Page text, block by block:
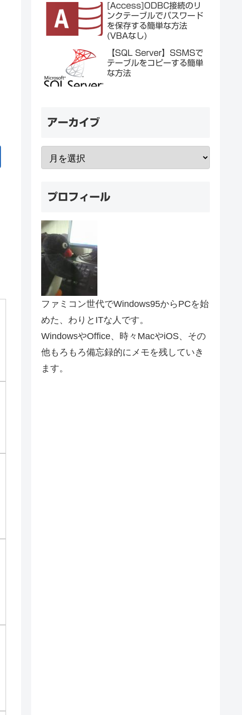
[Access]ODBC接続のリ
ンクテーブルでパスワード
を保存する簡単な方法
(VBAなし)
【SQL Server】SSMSで
テーブルをコピーする簡単
な方法
アーカイブ
プロフィール
ファミコン世代でWindows95からPCを始
めた、わりとITな人です。
WindowsやOffice、時々MacやiOS、その
他もろもろ備忘録的にメモを残していき
ます。